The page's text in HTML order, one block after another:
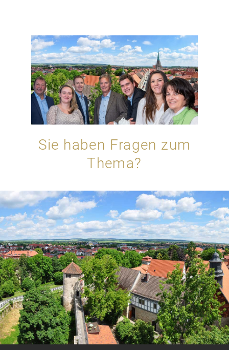
Sie haben Fragen zum
Thema?